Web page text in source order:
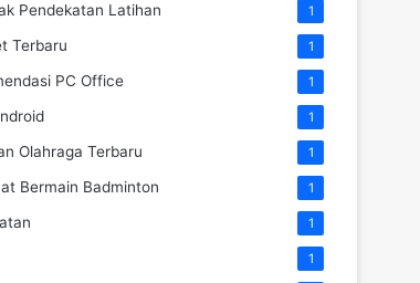
Pendekatan Latihan 1
Terbaru 1
PC Office 1
1
Olahraga Terbaru 1
Bermain Badminton 1
1
1